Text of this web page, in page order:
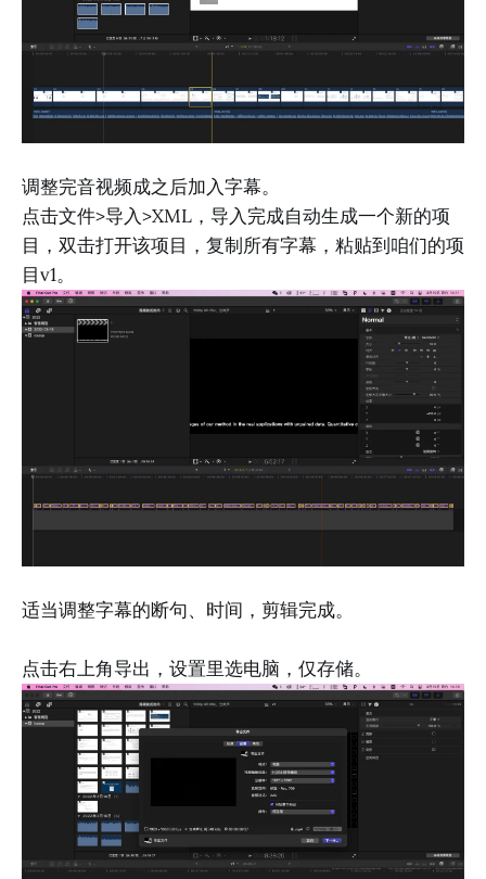
调整完音视频成之后加入字幕。
点击文件>导入>XML，导入完成自动生成一个新的项
目，双击打开该项目，复制所有字幕，粘贴到咱们的项
目v1。
适当调整字幕的断句、时间，剪辑完成。
点击右上角导出，设置里选电脑，仅存储。